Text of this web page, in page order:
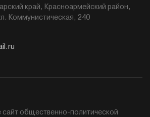
край, Красноармейский район,
Коммунистическая, 240
сайт общественно-политической